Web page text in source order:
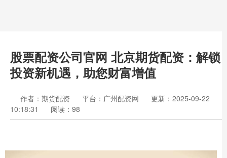
股票配资公司官网 北京期货配资：解锁
投资新机遇，助您财富增值
作者：期货配资 平台：广州配资网
更新：2025-09-22
10:18:31
阅读：98